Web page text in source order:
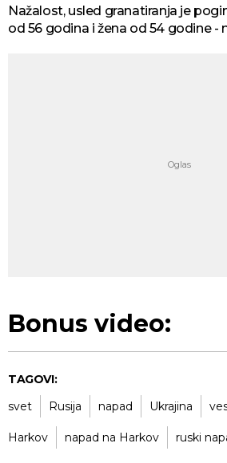
Nažalost, usled granatiranja je
od 56 godina i žena od 54 godine -
Bonus video:
TAGOVI:
svet
Rusija napad Ukrajina
Harkov napad na Harkov ruski